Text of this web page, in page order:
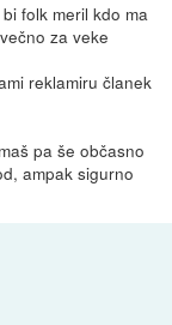
folk meril kdo ma
za veke
reklamiru članek
pa še občasno
ampak sigurno